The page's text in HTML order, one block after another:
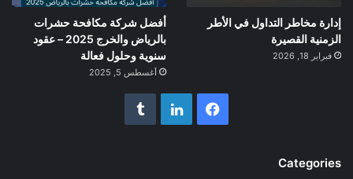
إدارة مخاطر التداول في الأطر
الزمنية القصيرة
فبراير 18, 2026
أفضل شركة مكافحة حشرات
بالرياض والخرج 2025 – عقود
سنوية وحلول فعالة
أغسطس 5, 2025
فيسبوكلينكدإن
‏Tumblr
Categories